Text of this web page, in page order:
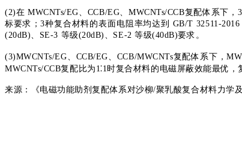
(2)在 MWCNTs/EG、CCB/EG、MWCNTs/CCB复配体系下，
标要求；3种复合材料的表面电阻率均达到 GB/T 32511-
(20dB)、SE-3 等级(20dB)、SE-2 等级(40dB)要求。
(3)MWCNTs/EG CCB/EG CCB/MWCNTs复配体系下，
MWCNTs/CCB复配比为 1⁚1 时复合材料的电磁屏蔽效能最优，
来源：《电磁功能助剂复配体系对沙柳/聚乳酸复合材料力学